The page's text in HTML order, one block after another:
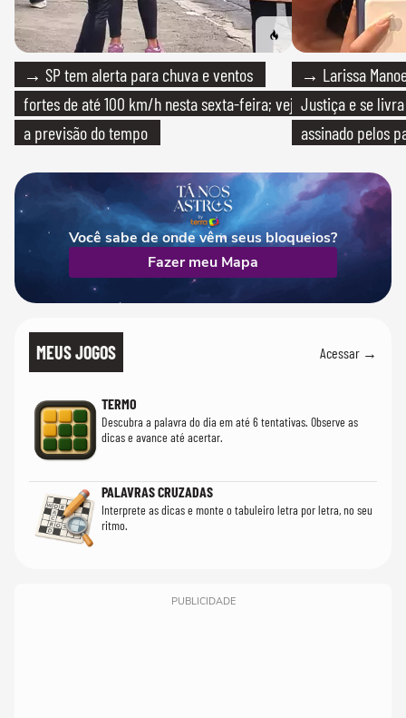
→ SP tem alerta para chuva e ventos
fortes de até 100 km/h nesta sexta-feira; veja
a previsão do tempo
→ Larissa
Justiça e se
assinado pelos
Você sabe de onde vêm seus bloqueios?
Fazer meu Mapa
MEUS JOGOS Acessar →
TERMO
Descubra a palavra do dia em até 6 tentativas. Observe as
dicas e avance até acertar.
PALAVRAS CRUZADAS
Interprete as dicas e monte o tabuleiro letra por letra, no seu
ritmo.
PUBLICIDADE